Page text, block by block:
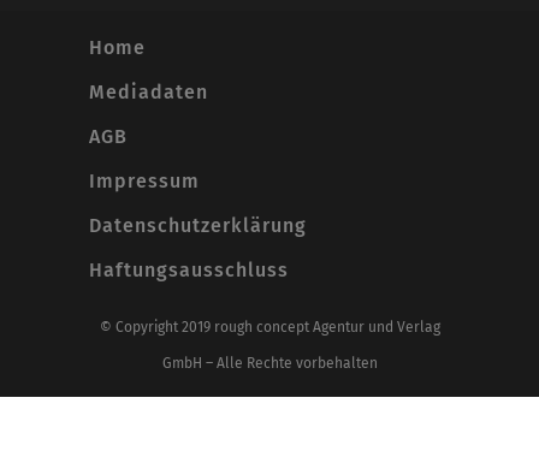
Home
Mediadaten
AGB
Impressum
Datenschutzerklärung
Haftungsausschluss
© Copyright 2019 rough concept Agentur und Verlag
GmbH – Alle Rechte vorbehalten